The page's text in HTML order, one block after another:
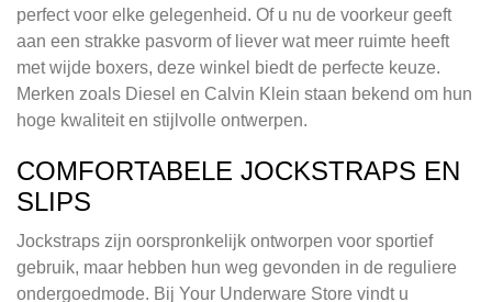
perfect voor elke gelegenheid. Of u nu de voorkeur geeft
aan een strakke pasvorm of liever wat meer ruimte heeft
met wijde boxers, deze winkel biedt de perfecte keuze.
Merken zoals Diesel en Calvin Klein staan bekend om hun
hoge kwaliteit en stijlvolle ontwerpen.
COMFORTABELE JOCKSTRAPS EN
SLIPS
Jockstraps zijn oorspronkelijk ontworpen voor sportief
gebruik, maar hebben hun weg gevonden in de reguliere
ondergoedmode. Bij Your Underware Store vindt u